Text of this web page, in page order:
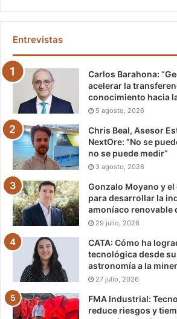
Entrevistas
Carlos Barahona:
acelerar la
conocimiento hacia
5 agosto, 2026
Chris Beal, Asesor
NextOre: “No se
no se puede medir”
3 agosto, 2026
Gonzalo Moyano y el
para desarrollar la
amoníaco renovable
29 julio, 2026
CATA: Cómo ha
tecnológica desde
astronomía a la
27 julio, 2026
FMA Industrial:
reduce riesgos y